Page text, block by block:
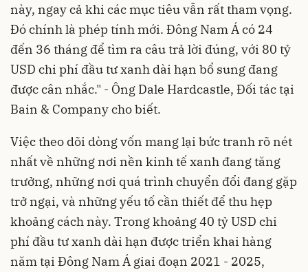
này, ngay cả khi các mục tiêu vẫn rất tham vọng.
Đó chính là phép tính mới. Đông Nam Á có 24
đến 36 tháng để tìm ra câu trả lời đúng, với 80 tỷ
USD chi phí đầu tư xanh dài hạn bổ sung đang
được cân nhắc." - Ông Dale Hardcastle, Đối tác tại
Bain & Company cho biết.
Việc theo dõi dòng vốn mang lại bức tranh rõ nét
nhất về những nơi nền kinh tế xanh đang tăng
trưởng, những nơi quá trình chuyển đổi đang gặp
trở ngại, và những yếu tố cần thiết để thu hẹp
khoảng cách này. Trong khoảng 40 tỷ USD chi
phí đầu tư xanh dài hạn được triển khai hàng
năm tại Đông Nam Á giai đoạn 2021 - 2025,